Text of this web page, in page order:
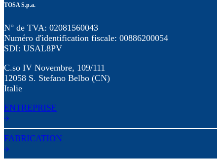
TOSA S.p.a.
N° de TVA: 02081560043
Numéro d'identification fiscale: 00886200054
SDI: USAL8PV
C.so IV Novembre, 109/111
12058 S. Stefano Belbo (CN)
Italie
ENTREPRISE
FABRICATION